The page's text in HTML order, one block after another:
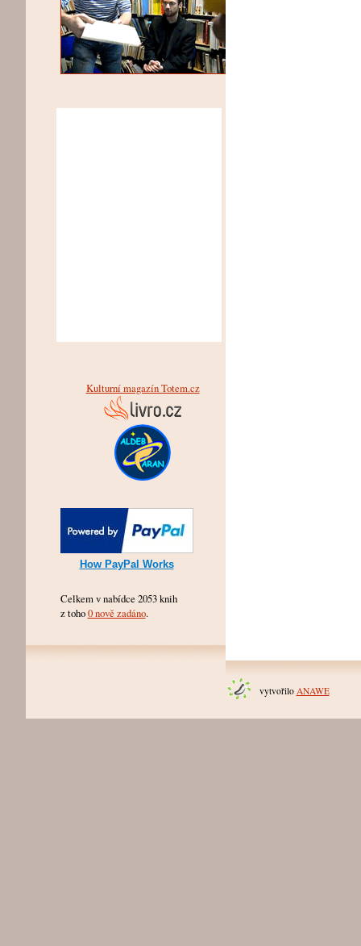
Kulturní magazín Totem.cz
How PayPal Works
Celkem v nabídce 2053 knih
z toho0 nově zadáno.
vytvořilo ANAWE